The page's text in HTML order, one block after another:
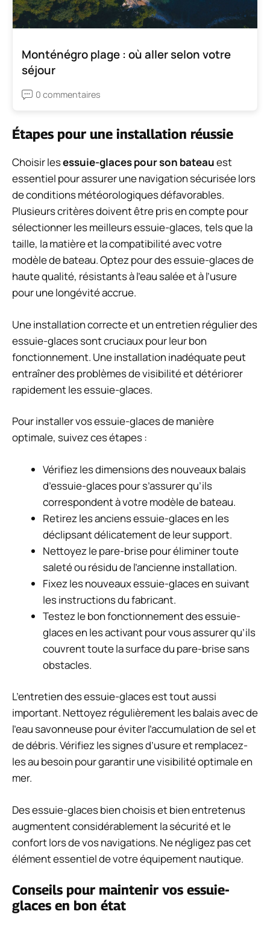
Monténégro plage : où aller selon votre
séjour
0 commentaires
Étapes pour une installation réussie
Choisir lesessuie-glaces pour son bateauest
essentiel pour assurer une navigation sécurisée lors
de conditions météorologiques défavorables.
Plusieurs critères doivent être pris en compte pour
sélectionner les meilleurs essuie-glaces, tels que la
taille, la matière et la compatibilité avec votre
modèle de bateau. Optez pour des essuie-glaces de
haute qualité, résistants à l’eau salée et à l’usure
pour une longévité accrue.
Une installation correcte et un entretien régulier des
essuie-glaces sont cruciaux pour leur bon
fonctionnement. Une installation inadéquate peut
entraîner des problèmes de visibilité et détériorer
rapidement les essuie-glaces.
Pour installer vos essuie-glaces de manière
optimale, suivez ces étapes :
Vérifiez les dimensions des nouveaux balais
d’essuie-glaces pour s’assurer qu’ils
correspondent à votre modèle de bateau.
Retirez les anciens essuie-glaces en les
déclipsant délicatement de leur support.
Nettoyez le pare-brise pour éliminer toute
saleté ou résidu de l’ancienne installation.
Fixez les nouveaux essuie-glaces en suivant
les instructions du fabricant.
Testez le bon fonctionnement des essuie-
glaces en les activant pour vous assurer qu’ils
couvrent toute la surface du pare-brise sans
obstacles.
L’entretien des essuie-glaces est tout aussi
important. Nettoyez régulièrement les balais avec de
l’eau savonneuse pour éviter l’accumulation de sel et
de débris. Vérifiez les signes d’usure et remplacez-
les au besoin pour garantir une visibilité optimale en
mer.
Des essuie-glaces bien choisis et bien entretenus
augmentent considérablement la sécurité et le
confort lors de vos navigations. Ne négligez pas cet
élément essentiel de votre équipement nautique.
Conseils pour maintenir vos essuie-
glaces en bon état